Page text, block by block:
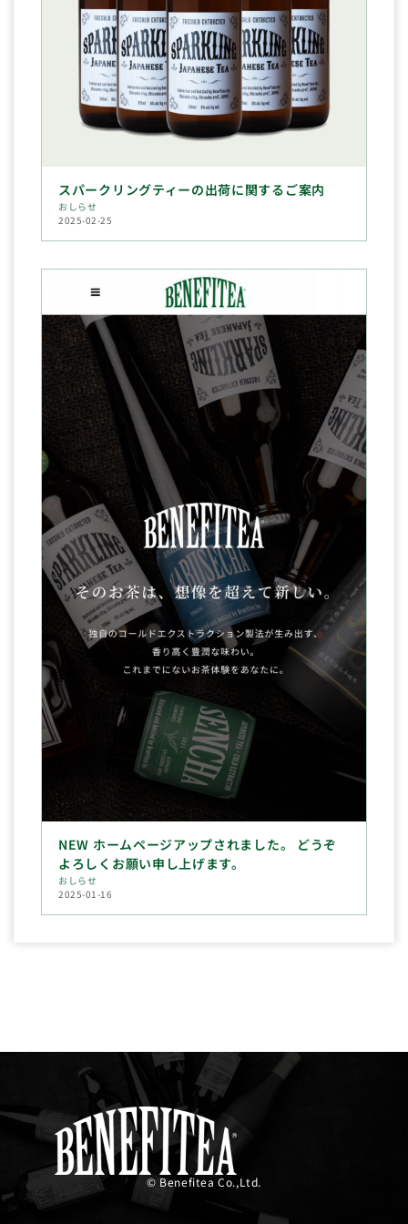
スパークリングティーの出荷に関するご案内
おしらせ
2025-02-25
NEW ホームページアップされました。 どうぞ
よろしくお願い申し上げます。
おしらせ
2025-01-16
© Benefitea Co.,Ltd.